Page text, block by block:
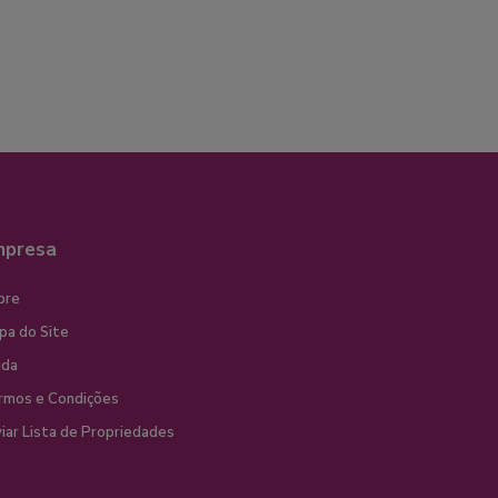
do Site
e Condições
Lista de Propriedades